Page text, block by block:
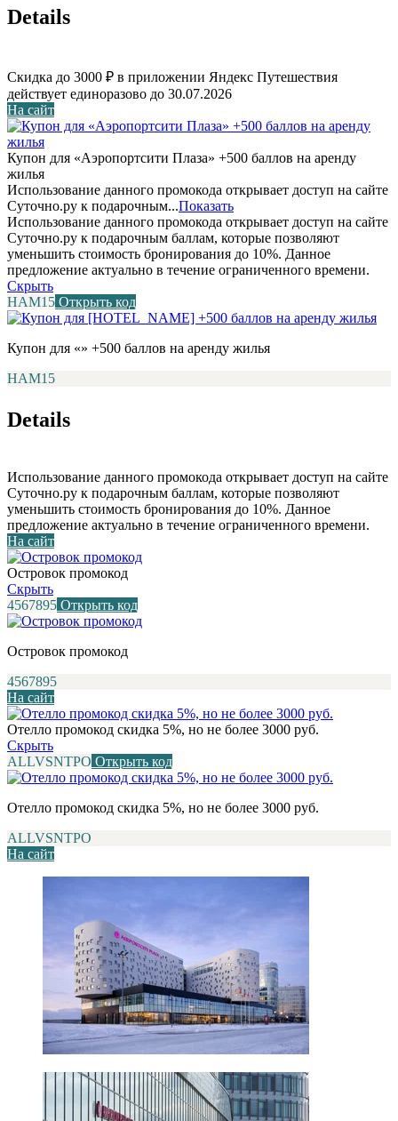
Details
Скидка до 3000 ₽ в приложении Яндекс Путешествия
действует единоразово до 30.07.2026
На сайт
Купон для «Аэропортсити Плаза» +500 баллов на аренду
жилья
Использование данного промокода открывает доступ на сайте
Суточно.ру к подарочным...Показать
Использование данного промокода открывает доступ на сайте
Суточно.ру к подарочным баллам, которые позволяют
уменьшить стоимость бронирования до 10%. Данное
предложение актуально в течение ограниченного времени.
Скрыть
НАМ15 Открыть код
Купон для «» +500 баллов на аренду жилья
НАМ15
Details
Использование данного промокода открывает доступ на сайте
Суточно.ру к подарочным баллам, которые позволяют
уменьшить стоимость бронирования до 10%. Данное
предложение актуально в течение ограниченного времени.
На сайт
Островок промокод
Скрыть
4567895 Открыть код
Островок промокод
4567895
На сайт
Отелло промокод скидка 5%, но не более 3000 руб.
Скрыть
ALLVSNTPO Открыть код
Отелло промокод скидка 5%, но не более 3000 руб.
ALLVSNTPO
На сайт